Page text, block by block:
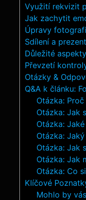
Využití rekvizit
Jak zachytit
Úpravy
Sdílení a
Důležité
Převzetí
Otázky &
Q&A k článku:
Otázka:
Otázka: Jak
Otázka:
Otázka:
Otázka: Jak
Otázka: Jak
Otázka: Co
Klíčové
Mohlo by